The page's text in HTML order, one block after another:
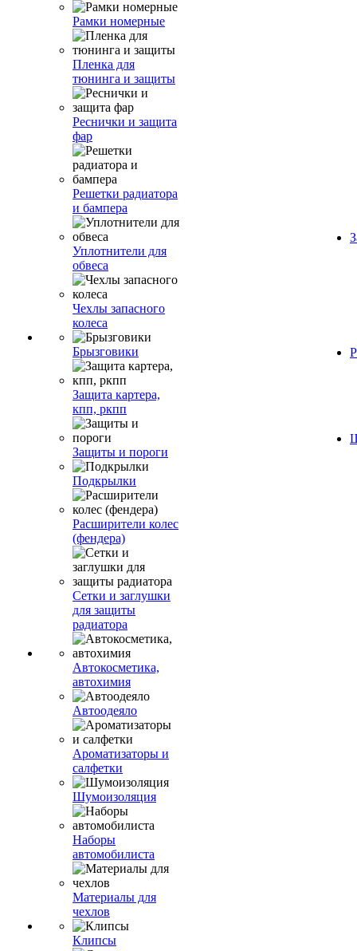
Рамки номерные
Пленка для
тюнинга и защиты
Реснички и защита
фар
Решетки радиатора
и бампера
Уплотнители для
обвеса
Чехлы запасного
колеса
Брызговики
Защита картера,
кпп, ркпп
Защиты и пороги
Подкрылки
Расширители колес
(фендера)
Сетки и заглушки
для защиты
радиатора
Автокосметика,
автохимия
Автоодеяло
Ароматизаторы и
салфетки
Шумоизоляция
Наборы
автомобилиста
Материалы для
чехлов
Клипсы